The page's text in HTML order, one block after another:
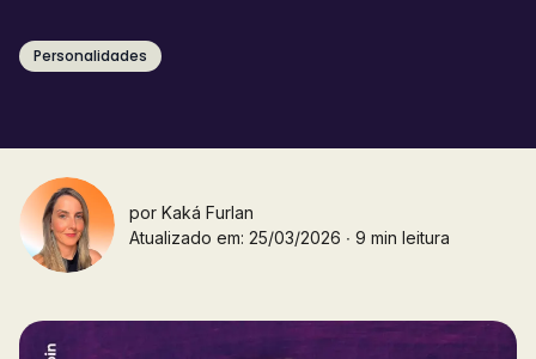
Personalidades
por Kaká Furlan
Atualizado em: 25/03/2026 ∙ 9 min leitura